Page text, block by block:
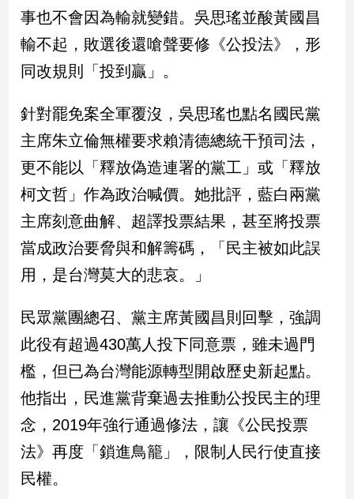
岸/
國
際
社
地
方
冠
病
毒
專
區
台
灣
點
台
灣
觀
點
事也不會因為輸就變錯。吳思瑤並酸黃國昌
輸不起，敗選後還嗆聲要修《公投法》，形
同改規則「投到贏」。
針對罷免案全軍覆沒，吳思瑤也點名國民黨
主席朱立倫無權要求賴清德總統干預司法，
更不能以「釋放偽造連署的黨工」或「釋放
柯文哲」作為政治喊價。她批評，藍白兩黨
主席刻意曲解、超譯投票結果，甚至將投票
當成政治要脅與和解籌碼，「民主被如此誤
用，是台灣莫大的悲哀。」
民眾黨團總召、黨主席黃國昌則回擊，強調
此役有超過430萬人投下同意票，雖未過門
檻，但已為台灣能源轉型開啟歷史新起點。
他指出，民進黨背棄過去推動公投民主的理
念，2019年強行通過修法，讓《公民投票
法》再度「鎖進鳥籠」，限制人民行使直接
民權。